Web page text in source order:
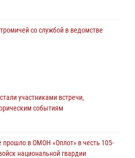
со службой в ведомстве
портал «Единых государственных
участниками встречи,
событиям
прошло в ОМОН «Оплот» в честь 105-
национальной гвардии